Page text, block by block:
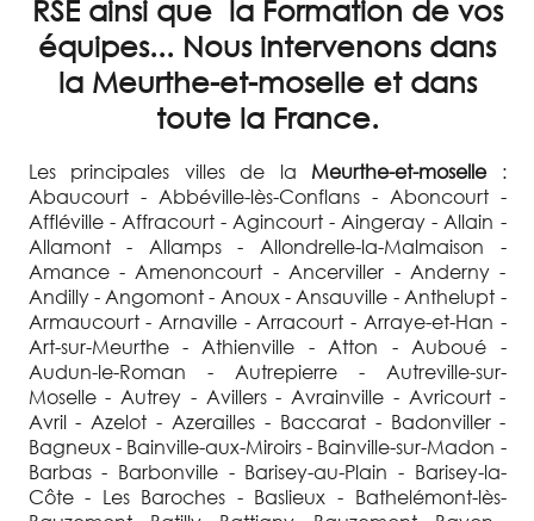
RSE ainsi que la Formation de vos
équipes... Nous intervenons dans
la Meurthe-et-moselle et dans
toute la France.
Les principales villes de la Meurthe-et-moselle :
Abaucourt - Abbéville-lès-Conflans - Aboncourt -
Affléville - Affracourt - Agincourt - Aingeray - Allain -
Allamont - Allamps - Allondrelle-la-Malmaison -
Amance - Amenoncourt - Ancerviller - Anderny -
Andilly - Angomont - Anoux - Ansauville - Anthelupt -
Armaucourt - Arnaville - Arracourt - Arraye-et-Han -
Art-sur-Meurthe - Athienville - Atton - Auboué -
Audun-le-Roman - Autrepierre - Autreville-sur-
Moselle - Autrey - Avillers - Avrainville - Avricourt -
Avril - Azelot - Azerailles - Baccarat - Badonviller -
Bagneux - Bainville-aux-Miroirs - Bainville-sur-Madon -
Barbas - Barbonville - Barisey-au-Plain - Barisey-la-
Côte - Les Baroches - Baslieux - Bathelémont-lès-